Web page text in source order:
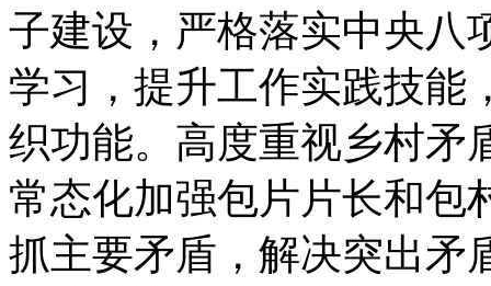
子建设，严格落实中央八
学习，提升工作实践技能
织功能。高度重视乡村矛
常态化加强包片片长和包
抓主要矛盾，解决突出矛